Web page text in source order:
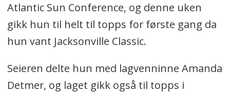
Atlantic Sun Conference, og denne uken
gikk hun til helt til topps for første gang da
hun vant Jacksonville Classic.
Seieren delte hun med lagvenninne Amanda
Detmer, og laget gikk også til topps i